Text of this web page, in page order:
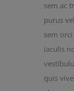
sem ac
purus
sem
iaculis
quis